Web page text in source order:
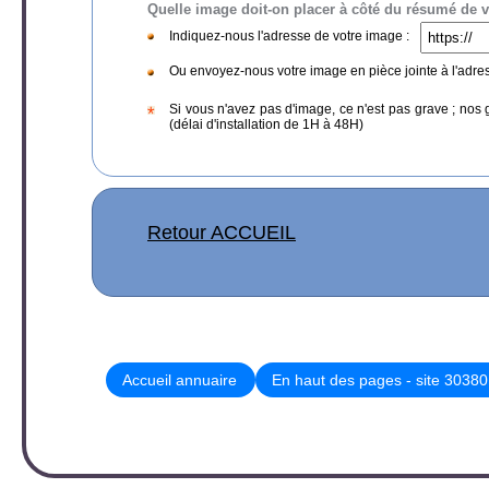
Quelle image doit-on placer à côté du résumé de
Indiquez-nous l'adresse de votre image :
Ou envoyez-nous votre image en pièce jointe à
Si vous n'avez pas d'image, ce n'est pas grave ;
(délai d'installation de 1H à 48H)
Retour ACCUEIL
Accueil annuaire En haut des pages - site 30380